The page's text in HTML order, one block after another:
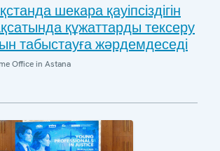
шекара қауіпсіздігін
құжаттарды тексеру
табыстауға жәрдемдеседі
Office in Astana